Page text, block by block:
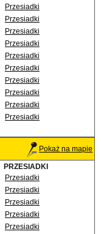
Przesiadki
Przesiadki
Przesiadki
Przesiadki
Przesiadki
Przesiadki
Przesiadki
Przesiadki
Przesiadki
Przesiadki
Pokaż na mapie
PRZESIADKI
Przesiadki
Przesiadki
Przesiadki
Przesiadki
Przesiadki